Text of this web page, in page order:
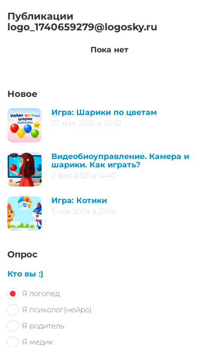
Публикации
logo_1740659279@logosky.ru
Пока нет
Новое
Игра: Шарики по цветам
27 мая 2026 в 20:52
Видеобиоуправление. Камера и
шарики. Как играть?
2 фев 2025 в 14:47
Игра: Котики
5 ноя 2024 в 21:04
Опрос
Кто вы :)
Я логопед
Я психолог(нейро)
Я родитель
Я медик